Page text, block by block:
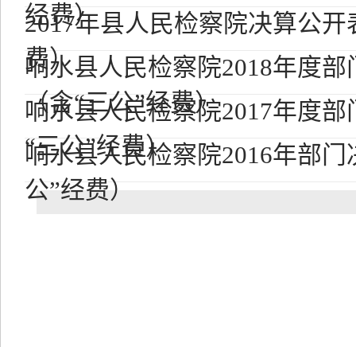
经费）
2017年县人民检察院决算公开
费）
响水县人民检察院2018年度
（含“三公”经费）
响水县人民检察院2017年度
“三公”经费）
响水县人民检察院2016年部
公”经费）